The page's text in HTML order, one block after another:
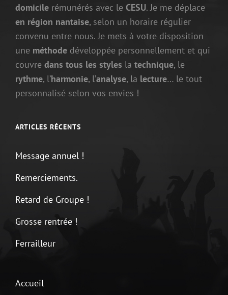
domicile rémunérés avec le CESU. Je me déplace
en région nantaise, selon un horaire régulier
convenu entre nous. Je mets à votre disposition
une méthode développée personnellement et qui
couvre dans tous les styles la technique, le
rythme, l’harmonie, l’analyse, la lecture… le tout
personnalisé selon vos envies !
ARTICLES RÉCENTS
Message annuel !
Remerciements.
Retard de Groupe !
Grosse rentrée !
Ferrailleur
Accueil